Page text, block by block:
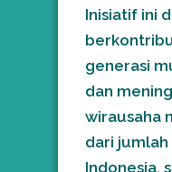
Inisiatif ini
generasi
dan
wirausaha
dari
Indonesia,